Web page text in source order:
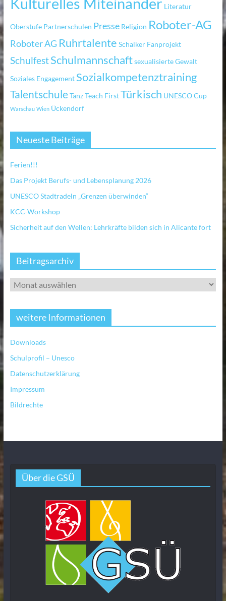
Literatur
Oberstufe Partnerschulen Presse Religion Roboter-AG
Roboter AG Ruhrtalente Schalker Fanprojekt
SchulfestSchulmannschaftsexualisierte Gewalt
Soziales Engagement Sozialkompetenztraining
TalentschuleTanzTeach FirstTürkisch UNESCO Cup
Warschau Wien Ückendorf
Neueste Beiträge
Ferien!!!
Das Projekt Berufs- und Lebensplanung 2026
UNESCO Stadtradeln „Grenzen überwinden“
KCC-Workshop
Sicherheit auf den Wellen: Lehrkräfte bilden sich in Alicante fort
Beitragsarchiv
weitere Informationen
Downloads
Schulprofil – Unesco
Datenschutzerklärung
Impressum
Bildrechte
Über die GSÜ